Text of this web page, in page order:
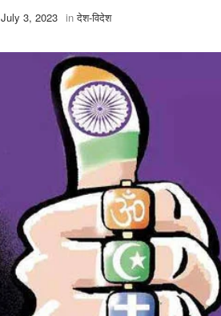
July 3, 2023 in देश-विदेश